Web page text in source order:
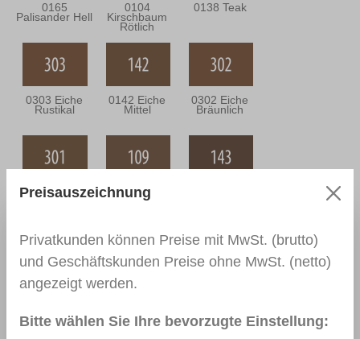
0165
Palisander Hell
0104
Kirschbaum
Rötlich
0138 Teak
0303 Eiche
Rustikal
0142 Eiche
Mittel
0302 Eiche
Bräunlich
0301 Eiche
Grünlich
0109
Nussbaum
0144 Braun 0110
Preisauszeichnung
Privatkunden können Preise mit MwSt. (brutto)
und Geschäftskunden Preise ohne MwSt. (netto)
angezeigt werden.
Bitte wählen Sie Ihre bevorzugte Einstellung: